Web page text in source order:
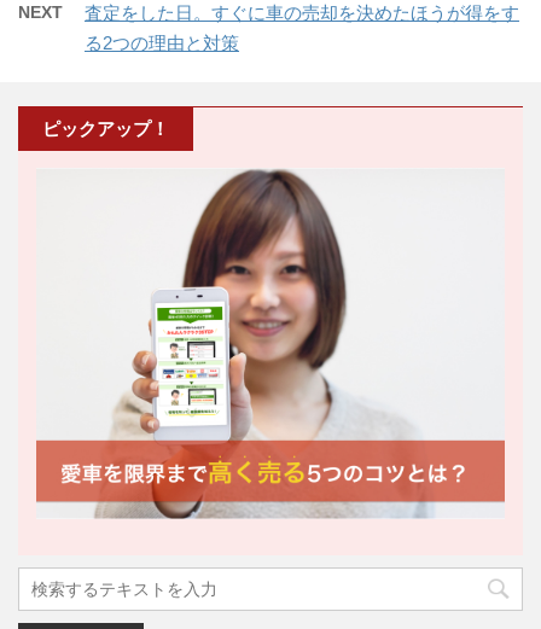
NEXT
査定をした日。すぐに車の売却を決めたほうが得をす
る2つの理由と対策
ピックアップ！